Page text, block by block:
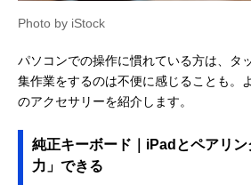
Photo by iStock
パソコンでの操作に慣れている方は、タ
集作業をするのは不便に感じることも。
のアクセサリーを紹介します。
純正キーボード｜iPadとペアリン
力」できる